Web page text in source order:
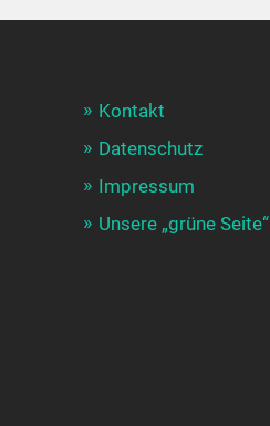
Kontakt
Datenschutz
Impressum
Unsere „grüne Seite“